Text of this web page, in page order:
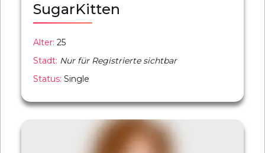
SugarKitten
Alter: 25
Stadt: Nur für Registrierte sichtbar
Status: Single